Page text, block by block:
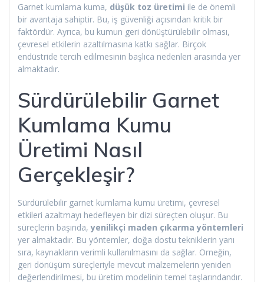
Garnet kumlama kuma, düşük toz üretimi ile de önemli
bir avantaja sahiptir. Bu, iş güvenliği açısından kritik bir
faktördür. Ayrıca, bu kumun geri dönüştürülebilir olması,
çevresel etkilerin azaltılmasına katkı sağlar. Birçok
endüstride tercih edilmesinin başlıca nedenleri arasında yer
almaktadır.
Sürdürülebilir Garnet
Kumlama Kumu
Üretimi Nasıl
Gerçekleşir?
Sürdürülebilir garnet kumlama kumu üretimi, çevresel
etkileri azaltmayı hedefleyen bir dizi süreçten oluşur. Bu
süreçlerin başında,yenilikçi maden çıkarma yöntemleri
yer almaktadır. Bu yöntemler, doğa dostu tekniklerin yanı
sıra, kaynakların verimli kullanılmasını da sağlar. Örneğin,
geri dönüşüm süreçleriyle mevcut malzemelerin yeniden
değerlendirilmesi, bu üretim modelinin temel taşlarındandır.